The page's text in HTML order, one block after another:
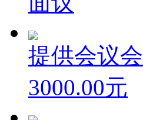
面议
提供会议
3000.00元